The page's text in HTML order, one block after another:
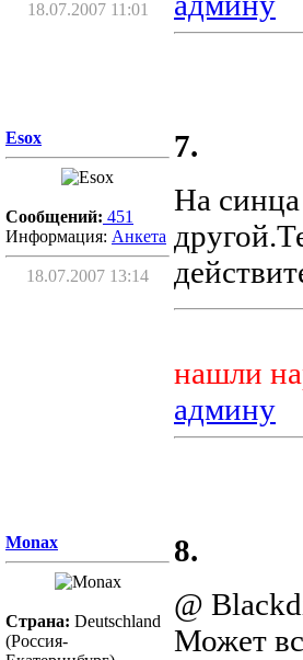
18.07.2007 11:01
Esox
Сообщений: 451
Информация: Aнкета
18.07.2007 13:14
7.
На
нашли
админу
Monax
Страна: Deutschland
(Россия-
8.
@
Может